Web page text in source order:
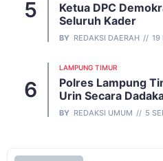
Ketua DPC
Seluruh Kader
BY REDAKSI DAERAH 19
LAMPUNG TIMUR
Polres Lampung
Urin Secara
BY REDAKSI UMUM 5